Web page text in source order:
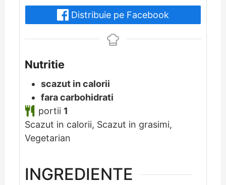
Distribuie pe Facebook
Nutritie
scazut in calorii
fara carbohidrati
portii 1
Scazut in calorii, Scazut in grasimi,
Vegetarian
INGREDIENTE